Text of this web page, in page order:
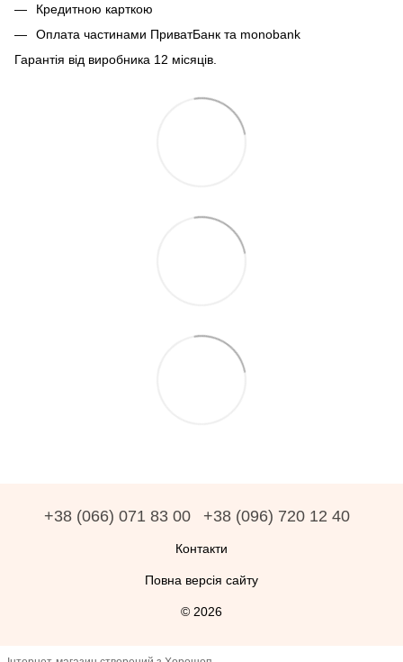
Кредитною карткою
Оплата частинами ПриватБанк та monobank
Гарантія від виробника 12 місяців.
+38 (066) 071 83 00 +38 (096) 720 12 40
Контакти
Повна версія сайту
© 2026